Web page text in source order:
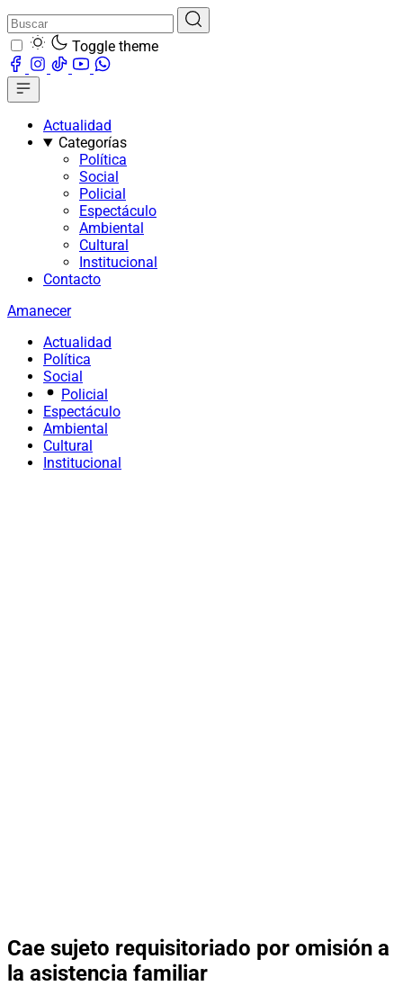
Toggle theme
Actualidad
Categorías
Política
Social
Policial
Espectáculo
Ambiental
Cultural
Institucional
Contacto
Amanecer
Actualidad
Política
Social
Policial
Espectáculo
Ambiental
Cultural
Institucional
Cae sujeto requisitoriado por omisión a
la asistencia familiar